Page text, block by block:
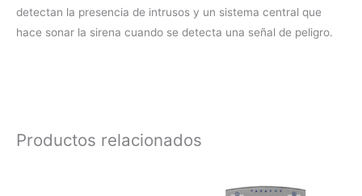
detectan la presencia de intrusos y un sistema central que
hace sonar la sirena cuando se detecta una señal de peligro.
Productos relacionados